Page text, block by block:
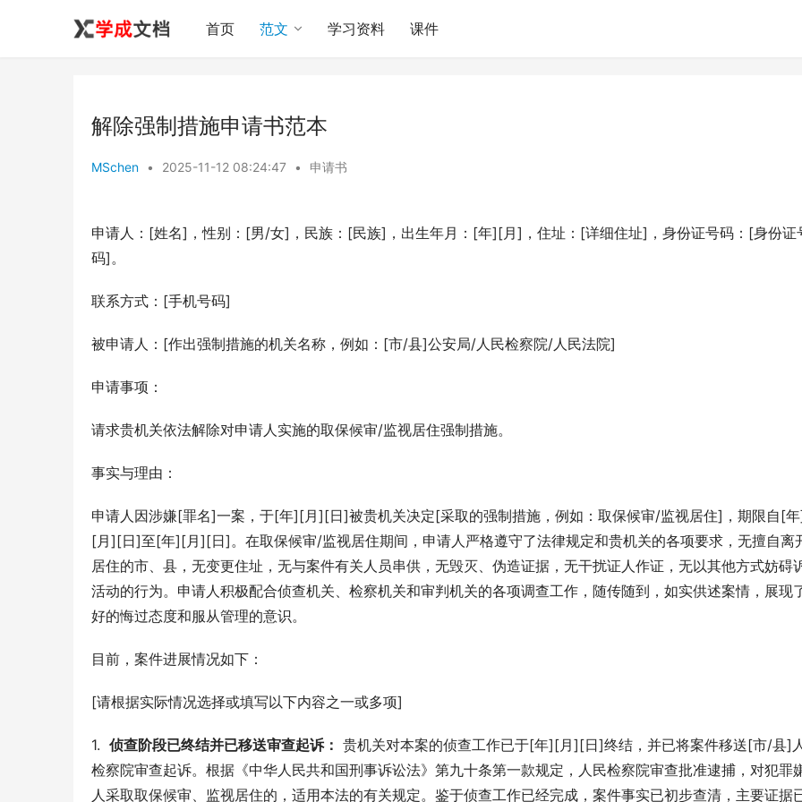
首页 范文 学习资料 课件
解除强制措施申请书范本
MSchen • 2025-11-12 08:24:47 • 申请书
申请人：[姓名]，性别：[男/女]，民族：[民族]，出生年月：[年][月]，住址：[详细住址]，身份证号码：[身份证
码]。
联系方式：[手机号码]
被申请人：[作出强制措施的机关名称，例如：[市/县]公安局/人民检察院/人民法院]
申请事项：
请求贵机关依法解除对申请人实施的取保候审/监视居住强制措施。
事实与理由：
申请人因涉嫌[罪名]一案，于[年][月][日]被贵机关决定[采取的强制措施，例如：取保候审/监视居住]，期限自[
[月][日]至[年][月][日]。在取保候审/监视居住期间，申请人严格遵守了法律规定和贵机关的各项要求，无擅自离
居住的市、县，无变更住址，无与案件有关人员串供，无毁灭、伪造证据，无干扰证人作证，无以其他方式妨碍
活动的行为。申请人积极配合侦查机关、检察机关和审判机关的各项调查工作，随传随到，如实供述案情，展现
好的悔过态度和服从管理的意识。
目前，案件进展情况如下：
[请根据实际情况选择或填写以下内容之一或多项]
1. 侦查阶段已终结并已移送审查起诉： 贵机关对本案的侦查工作已于[年][月][日]终结，并已将案件移送[市/县]
检察院审查起诉。根据《中华人民共和国刑事诉讼法》第九十条第一款规定，人民检察院审查批准逮捕，对犯罪
人采取取保候审、监视居住的，适用本法的有关规定。鉴于侦查工作已经完成，案件事实已初步查清，主要证据